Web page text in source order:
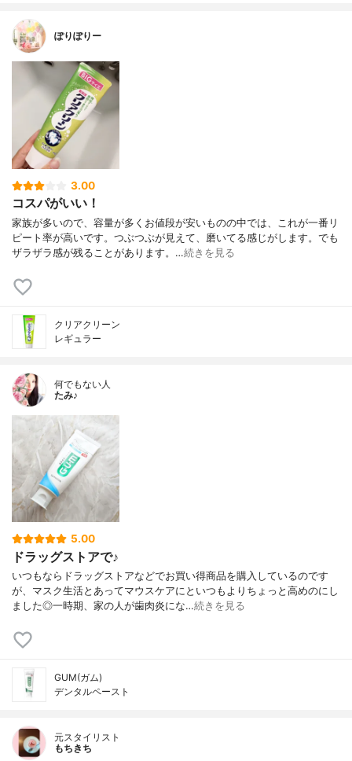
ぽりぽりー
3.00
コスパがいい！
家族が多いので、容量が多くお値段が安いものの中では、これが一番リ
ピート率が高いです。つぶつぶが見えて、磨いてる感じがします。でも
ザラザラ感が残ることがあります。…続きを見る
クリアクリーン
レギュラー
何でもない人
たみ♪
5.00
ドラッグストアで♪
いつもならドラッグストアなどでお買い得商品を購入しているのです
が、マスク生活とあってマウスケアにといつもよりちょっと高めのにし
ました◎一時期、家の人が歯肉炎にな…続きを見る
GUM(ガム)
デンタルペースト
元スタイリスト
もちきち